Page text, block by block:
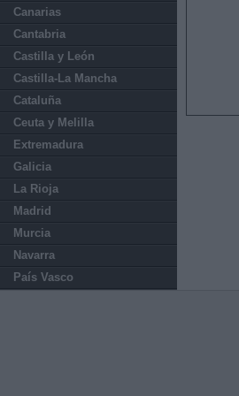
Canarias
Cantabria
Castilla y León
Castilla-La Mancha
Cataluña
Ceuta y Melilla
Extremadura
Galicia
La Rioja
Madrid
Murcia
Navarra
País Vasco